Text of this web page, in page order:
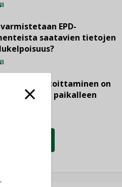
EPD-
saatavien tietojen
ja viemärimitoittaminen on
ajassa paikalleen